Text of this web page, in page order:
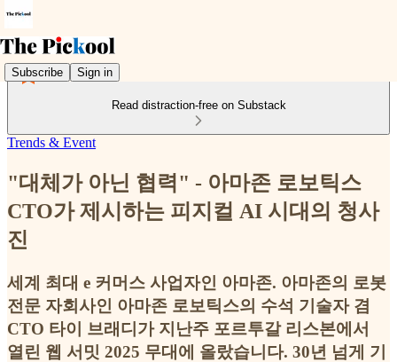
Subscribe Sign in
Read distraction-free on Substack
Trends & Event
"대체가 아닌 협력" - 아마존 로보틱스
CTO가 제시하는 피지컬 AI 시대의 청사
진
세계 최대 e 커머스 사업자인 아마존. 아마존의 로봇
전문 자회사인 아마존 로보틱스의 수석 기술자 겸
CTO 타이 브래디가 지난주 포르투갈 리스본에서
열린 웹 서밋 2025 무대에 올랐습니다. 30년 넘게 기